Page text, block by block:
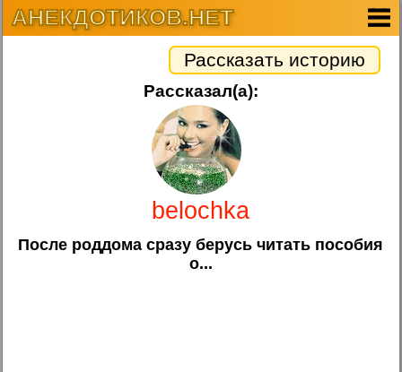
АНЕКДОТИКОВ.НЕТ
Рассказать историю
Рассказал(а):
belochka
После роддома сразу берусь читать пособия
о...